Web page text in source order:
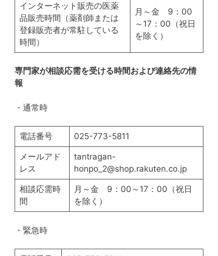
インターネット販売の医薬
品販売時間（薬剤師または
登録販売者が常駐している
時間）
月～金 9：00
～17：00（祝日
を除く）
専門家が相談応需を受ける時間および連絡先の情
報
・通常時
電話番号 025-773-5811
メールアド
レス
tantragan-
honpo_2@shop.rakuten.co.jp
相談応需時
間
月～金 9：00～17：00（祝日
を除く）
・緊急時